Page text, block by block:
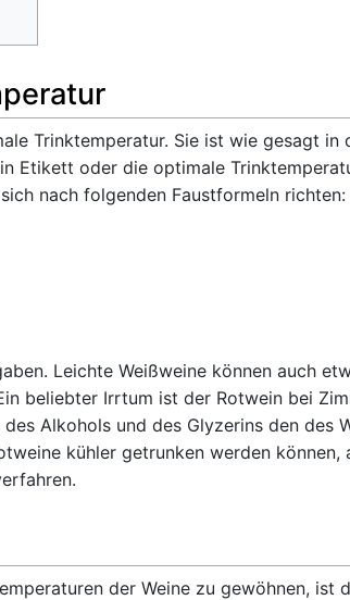
Trinktemperatur. Sie ist wie gesagt in
Etikett oder die optimale
nach folgenden Faustformeln richten:
Leichte Weißweine können auch
beliebter Irrtum ist der Rotwein bei
Alkohols und des Glyzerins den des
kühler getrunken werden
der Weine zu gewöhnen, ist